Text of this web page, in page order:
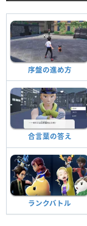
序盤の進め方
合言葉の答え
ランクバトル